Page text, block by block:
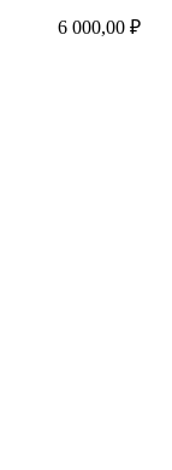
6 000,00 ₽